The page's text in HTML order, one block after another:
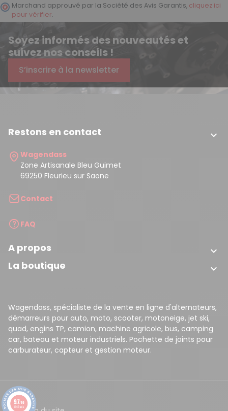
Marchand approuvé par la Société des Avis Garantis, cliquez ici
pour vérifier.
Soyez informés des nouveautés et
suivez nos conseils !
S’inscrire à la newsletter
Restons en contact 
Wagendass
Zone Artisanale Bleu Guimet
69250 Fleurieu sur Saone
Contact
FAQ
A propos 
La boutique 
Wagendass, spécialiste de la vente en ligne d'alternateurs,
démarreurs pour auto, moto, scooter, motoneige, jet ski,
quad, engins TP, camion, machine agricole, bus, camping
car, bateau et moteur industriels. Pochette de joints pour
carburateur, capteur et gestion moteur.
9.7/10
8149 avis